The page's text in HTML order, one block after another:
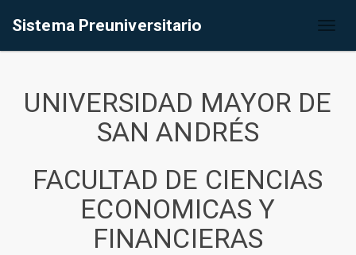
Sistema Preuniversitario
UNIVERSIDAD MAYOR DE
SAN ANDRÉS
FACULTAD DE CIENCIAS
ECONOMICAS Y
FINANCIERAS